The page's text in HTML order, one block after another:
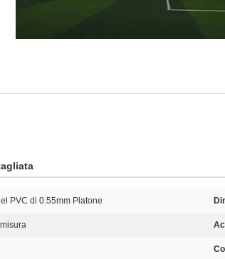
PVC di 0.55mm Platone